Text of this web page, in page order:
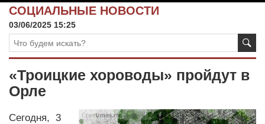
СОЦИАЛЬНЫЕ НОВОСТИ
03/06/2025 15:25
«Троицкие хороводы» пройдут в
Орле
Сегодня, 3